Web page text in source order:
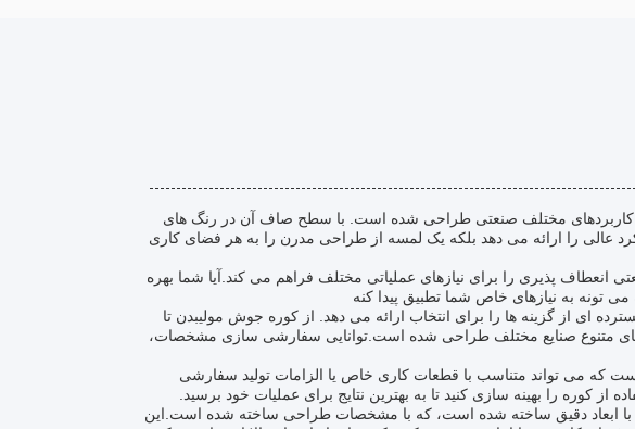
کاربردهای مختلف صنعتی طراحی شده است. با سطح صاف آن در رنگ های
عالی را ارائه می دهد بلکه یک لمسه از طراحی مدرن را به هر فضای کاری
انعطاف پذیری را برای نیازهای عملیاتی مختلف فراهم می کند.آیا شما بهره
تونه به نیازهای خاص شما تطبیق پیدا کنه
از گزینه ها را برای انتخاب ارائه می دهد. از کوره جوش مولیبدن تا
متنوع صنایع مختلف طراحی شده است.توانایی سفارشی سازی مشخصات،
که می تواند متناسب با قطعات کاری خاص یا الزامات تولید سفارشی
کوره را بهینه سازی کنید تا به بهترین نتایج برای عملیات خود برسید.
با ابعاد دقیق ساخته شده است، که با مشخصات طراحی ساخته شده است.این